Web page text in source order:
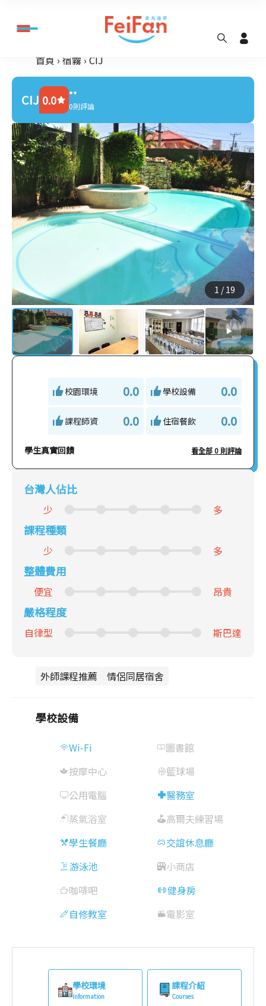
首頁 宿霧 CIJ
CIJ 0.0 **
0則評論
1 /19
校園環境 0.0 學校設備 0.0
課程師資 0.0 住宿餐飲 0.0
學生真實回饋 看全部 0 則評論
台灣人佔比
少 多
課程種類
少 多
整體費用
便宜 昂貴
嚴格程度
自律型 斯巴達
外師課程推薦 情侶同居宿舍
學校設備
Wi-Fi
圖書館
按摩中心
籃球場
公用電腦
醫務室
蒸氣浴室
高爾夫練習場
學生餐廳
交誼休息廳
游泳池
小商店
咖啡吧
健身房
自修教室
電影室
學校環境
Information
課程介紹
Courses